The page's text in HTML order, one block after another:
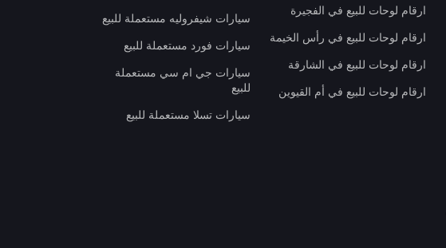
ارقام لوحات للبيع في الفجيرة
ارقام لوحات للبيع في رأس الخيمة
ارقام لوحات للبيع في الشارقة
ارقام لوحات للبيع في أم القيوين
سيارات شيفروليه مستعملة للبيع
سيارات فورد مستعملة للبيع
سيارات جي ام سي مستعملة
للبيع
سيارات تسلا مستعملة للبيع